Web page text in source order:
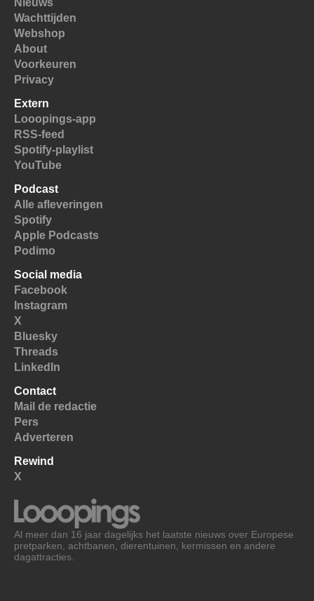
Nieuws
Wachttijden
Webshop
About
Voorkeuren
Privacy
Extern
Looopings-app
RSS-feed
Spotify-playlist
YouTube
Podcast
Alle afleveringen
Spotify
Apple Podcasts
Podimo
Social media
Facebook
Instagram
X
Bluesky
Threads
LinkedIn
Contact
Mail de redactie
Pers
Adverteren
Rewind
X
Al meer dan 16 jaar dagelijks het laatste nieuws over Europese
pretparken, achtbanen, dierentuinen, kermissen en andere
dagattracties.